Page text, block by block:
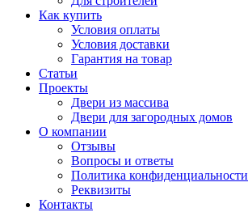
Как купить
Условия оплаты
Условия доставки
Гарантия на товар
Статьи
Проекты
Двери из массива
Двери для загородных домов
О компании
Отзывы
Вопросы и ответы
Политика конфиденциальности
Реквизиты
Контакты